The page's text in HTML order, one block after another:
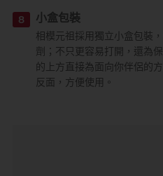
8 小盒包裝
相模元祖採用獨立小盒包裝
劑；不只更容易打開，還為
的上方直接為面向你伴侶的
反面，方便使用。